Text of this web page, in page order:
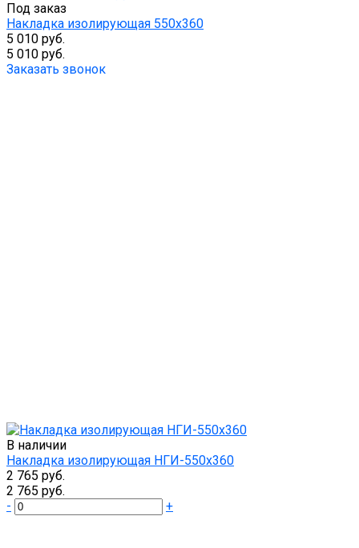
Под заказ
Накладка изолирующая 550х360
5 010 руб.
5 010 руб.
Заказать звонок
В наличии
Накладка изолирующая НГИ-550х360
2 765 руб.
2 765 руб.
-
+